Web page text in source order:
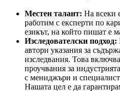
Местен талант: На всеки
работим с експерти по
езикът, на който пишат е
Изследователски подход:
автори указания за
изследвания. Това
проучвания за
с мениджъри и
Нашата цел е да